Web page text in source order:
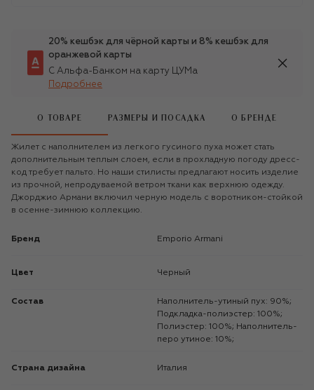
20% кешбэк для чёрной карты и 8% кешбэк для
оранжевой карты
С Альфа-Банком на карту ЦУМа
Подробнее
О ТОВАРЕ РАЗМЕРЫ И ПОСАДКА О БРЕНДЕ
Жилет с наполнителем из легкого гусиного пуха может стать
дополнительным теплым слоем, если в прохладную погоду дресс-
код требует пальто. Но наши стилисты предлагают носить изделие
из прочной, непродуваемой ветром ткани как верхнюю одежду.
Джорджио Армани включил черную модель с воротником-стойкой
в осенне-зимнюю коллекцию.
Бренд Emporio Armani
Цвет Черный
Состав
Наполнитель-утиный пух: 90%;
Подкладка-полиэстер: 100%;
Полиэстер: 100%; Наполнитель-
перо утиное: 10%;
Страна дизайна Италия